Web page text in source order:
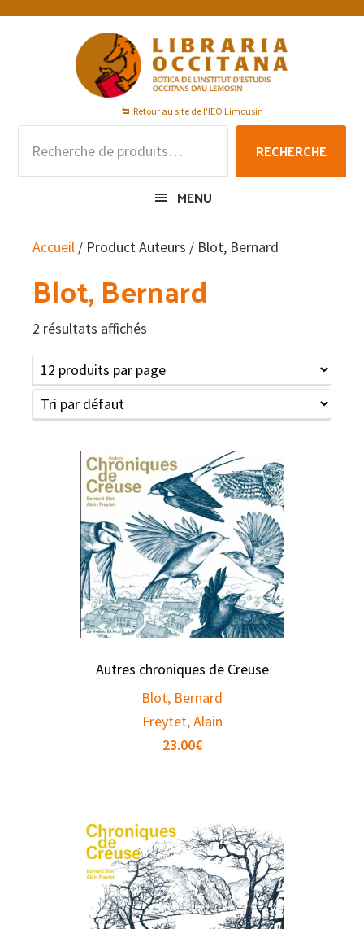
Passer
Passer
Passer
Retour au site de l'IEO Limousin
pour :
RECHERCHE
MENU
Accueil / Product Auteurs / Blot, Bernard
Blot, Bernard
2 résultats affichés
Autres chroniques de Creuse
Blot, Bernard
Freytet, Alain
23.00€